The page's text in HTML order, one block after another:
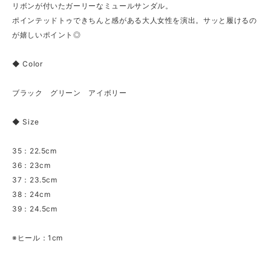
リボンが付いたガーリーなミュールサンダル。
ポインテッドトゥできちんと感がある大人女性を演出。サッと履けるの
が嬉しいポイント◎
◆ Color
ブラック グリーン アイボリー
◆ Size
35：22.5cm
36：23cm
37：23.5cm
38：24cm
39：24.5cm
※ヒール：1cm